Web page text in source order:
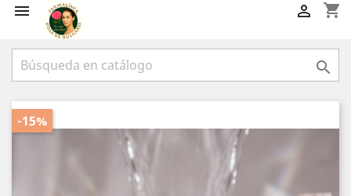
 shopping_cart


-15%